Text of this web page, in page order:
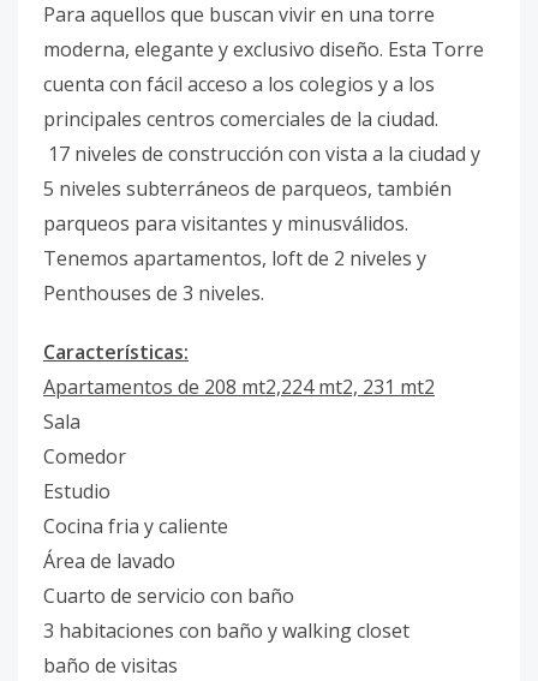
Para aquellos que buscan vivir en una torre
moderna, elegante y exclusivo diseño. Esta Torre
cuenta con fácil acceso a los colegios y a los
principales centros comerciales de la ciudad.
17 niveles de construcción con vista a la ciudad y
5 niveles subterráneos de parqueos, también
parqueos para visitantes y minusválidos.
Tenemos apartamentos, loft de 2 niveles y
Penthouses de 3 niveles.
Características:
Apartamentos de 208 mt2,224 mt2, 231 mt2
Sala
Comedor
Estudio
Cocina fria y caliente
Área de lavado
Cuarto de servicio con baño
3 habitaciones con baño y walking closet
baño de visitas